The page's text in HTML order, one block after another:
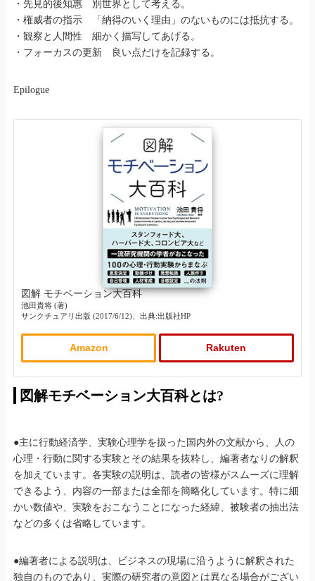
・先見的後知惠 別世界として考える。
・権威者の指示 「納得のいく理由」のないものには抵抗する。
・観察と人間性 細かく描写してあげる。
・フォーカスの更新 良い点だけを記録する。
Epilogue
図解 モチベーション大百科
池田貴将 (著)
サンクチュアリ出版 (2017/6/12)、出典:出版社HP
Amazon Rakuten
図解モチベーション大百科とは?
●主に行動経済学、実験心理学を扱った国内外の文献から、人の
心理・行動に関する実験とその結果を抜粋し、編著者なりの解釈
を加えています。各実験の説明は、読者の皆様がスムーズに理解
できるよう、内容の一部または全部を簡略化しています。特に細
かい数値や、実験をおこなうことになった経緯、被験者の抽出法
などの多くは省略しています。
●編著者による説明は、ビジネスの現場に沿うように解釈された
独自のものであり、実際の研究者の意図とは異なる場合がござい